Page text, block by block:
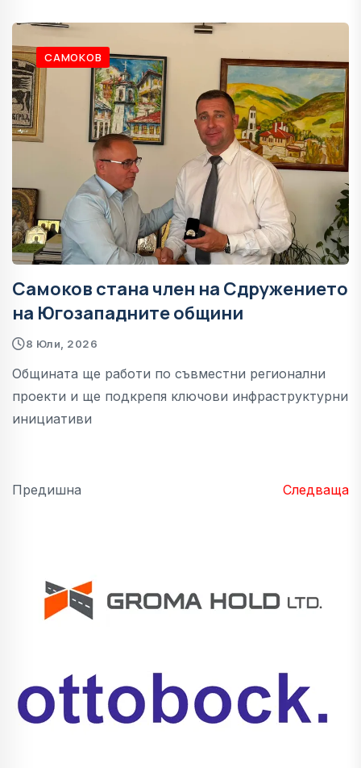
САМОКОВ
Самоков стана член на Сдружението
на Югозападните общини
8 Юли, 2026
Общината ще работи по съвместни регионални
проекти и ще подкрепя ключови инфраструктурни
инициативи
Предишна Следваща